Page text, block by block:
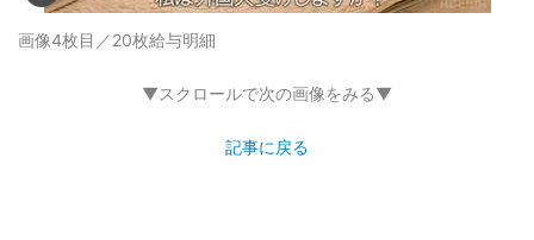
画像4枚目／20枚給与明細
▼スクロールで次の画像をみる▼
記事に戻る